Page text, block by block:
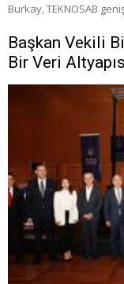
Burkay, TEKNOSAB
Başkan Vekili
Bir Veri